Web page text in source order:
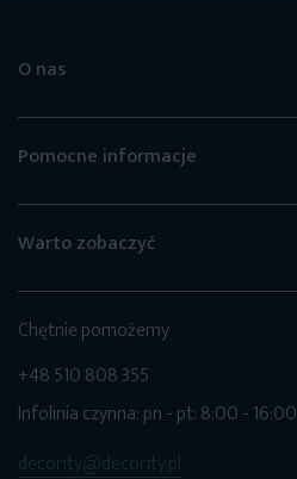
O nas
Pomocne informacje
Warto zobaczyć
Chętnie pomożemy
+48 510 808 355
Infolinia czynna: pn - pt: 8:00 - 16:00
decority@decority.pl